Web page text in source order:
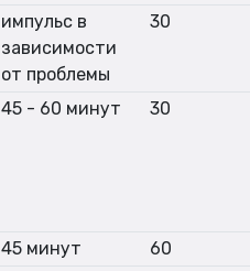
импульс в
зависимости
от проблемы
30
45 - 60 минут 30
45 минут
60